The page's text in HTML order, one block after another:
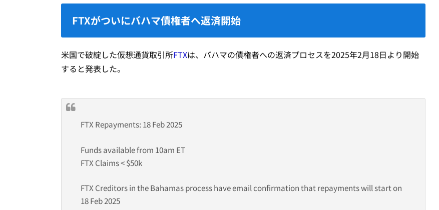
FTXがついにバハマ債権者へ返済開始
米国で破綻した仮想通貨取引所FTXは、バハマの債権者への返済プロセスを2025年2月18日より開始
すると発表した。
FTX Repayments: 18 Feb 2025
Funds available from 10am ET
FTX Claims < $50k
FTX Creditors in the Bahamas process have email confirmation that repayments will start on
18 Feb 2025